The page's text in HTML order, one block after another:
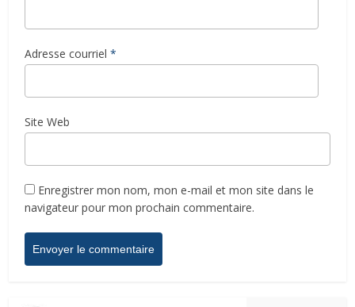
Adresse courriel *
Site Web
Enregistrer mon nom, mon e-mail et mon site dans le
navigateur pour mon prochain commentaire.